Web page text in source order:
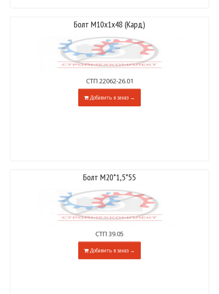
Болт М10x1x48 (Кард)
СТП 22062-26.01
Добавить в заказ →
Болт М20*1,5*55
СТП 39.05
Добавить в заказ →